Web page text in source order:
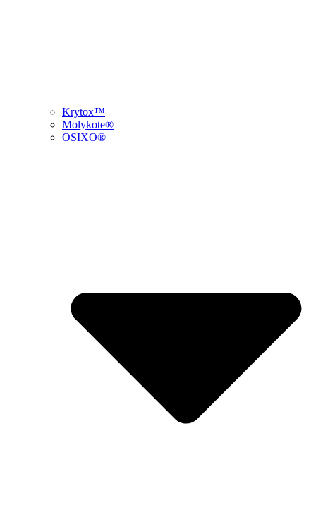
Krytox™
Molykote®
OSIXO®